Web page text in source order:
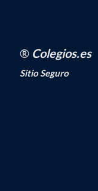
® Colegios.es
Sitio Seguro